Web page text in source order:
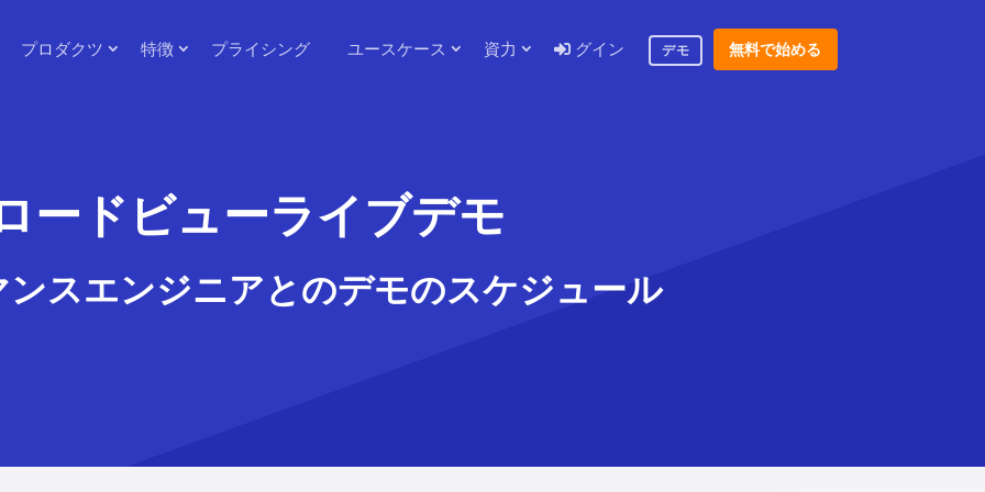
プロダクツ 特徴 プライシング ユースケース 資力 グイン デモ 無料で始める
ードビューライブデモ
スエンジニアとのデモのスケジュール